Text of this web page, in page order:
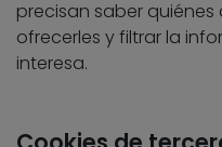
precisan saber
ofrecerles y filtrar la
interesa.